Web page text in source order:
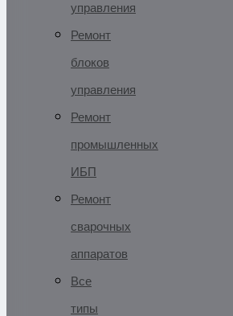
управления
Ремонт
блоков
управления
Ремонт
промышленных
ИБП
Ремонт
сварочных
аппаратов
Все
типы